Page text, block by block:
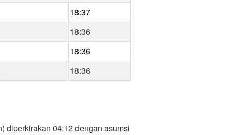
18:37
18:36
18:36
18:36
diperkirakan 04:12 dengan asumsi